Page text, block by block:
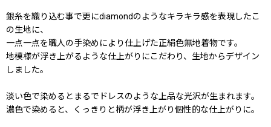
銀糸を織り込む事で更にdiamondのようなキラキラ感を表現したこ
の生地に、
一点一点を職人の手染めにより仕上げた正絹色無地着物です。
地模様が浮き上がるような仕上がりにこだわり、生地からデザイン
しました。
淡い色で染めるとまるでドレスのような上品な光沢が生まれます。
濃色で染めると、くっきりと柄が浮き上がり個性的な仕上がりに。